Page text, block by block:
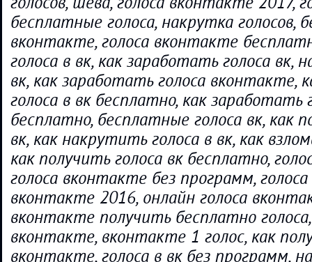
бесплатные голоса, накрутка голосов,
вконтакте, голоса вконтакте
голоса в вк, как заработать голоса вк,
вк, как заработать голоса вконтакте,
голоса в вк бесплатно, как заработать
бесплатно, бесплатные голоса вк, как
вк, как накрутить голоса в вк, как
как получить голоса вк бесплатно,
голоса вконтакте без программ, голоса
вконтакте 2016, онлайн голоса
вконтакте получить бесплатно
вконтакте, вконтакте 1 голос, как
вконтакте, голоса в вк без программ,